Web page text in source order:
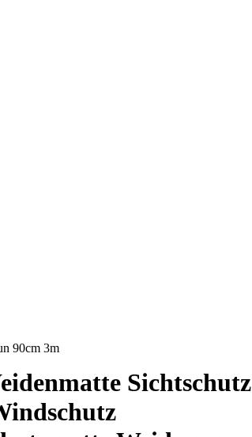
90cm 3m
Sichtschutz